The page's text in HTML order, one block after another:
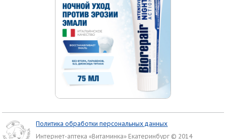
Политика обработки персональных данных
Интернет-аптека «Витаминка» Екатеринбург © 2014